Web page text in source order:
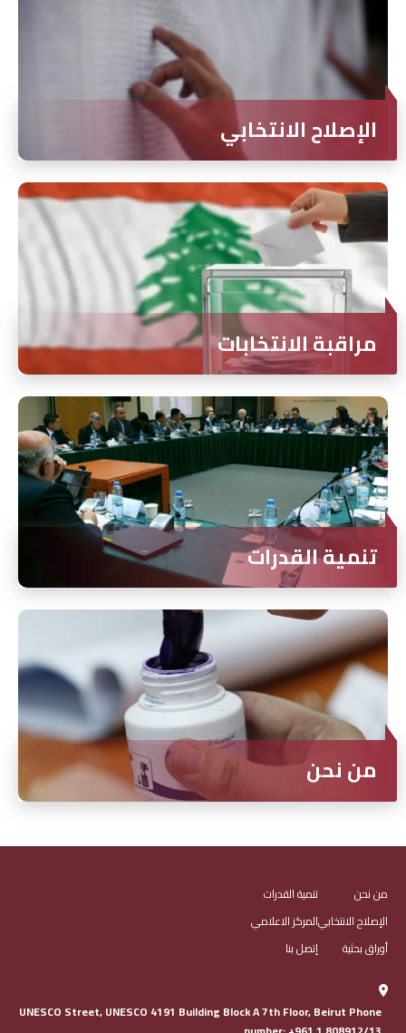
الإصلاح الانتخابي
مراقبة الانتخابات
تنمية القدرات
من نحن
من نحن
الإصلاح الانتخابي
أوراق بحثية
تنمية القدرات
المركز الاعلامي
إتصل بنا
UNESCO Street, UNESCO 4191 Building Block A 7th Floor, Beirut Phone